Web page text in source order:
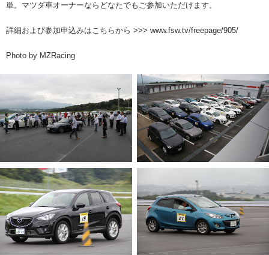
単。マツダ車オーナーならどなたでもご参加いただけます。
詳細および参加申込みはこちらから >>> www.fsw.tv/freepage/905/
Photo by MZRacing